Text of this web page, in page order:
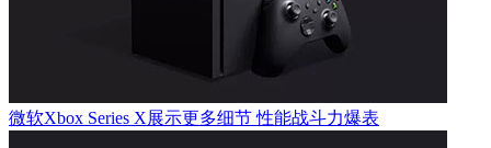
微软Xbox Series X展示更多细节 性能战斗力爆表